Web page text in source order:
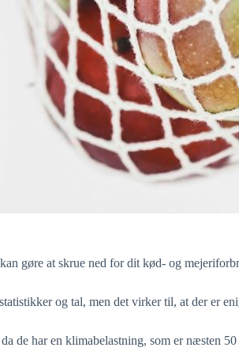
gøre at skrue ned for dit kød- og
og tal, men det virker til, at der er
de har en klimabelastning, som er næsten